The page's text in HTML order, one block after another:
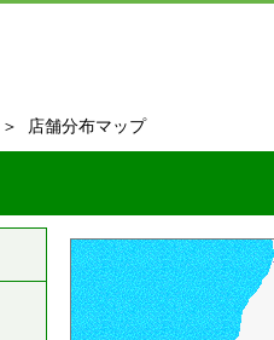
＞ 店舗分布マップ